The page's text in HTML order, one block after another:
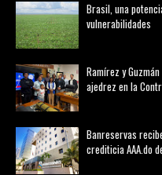
Brasil, una
vulnerabilidades
Ramírez y
ajedrez en la
Banreservas
crediticia AAA.do